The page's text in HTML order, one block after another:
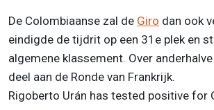
De Colombiaanse zal de Giro dan ook
eindigde de tijdrit op een 31e plek en
algemene klassement. Over
deel aan de Ronde van Frankrijk.
Rigoberto Urán has tested positive for